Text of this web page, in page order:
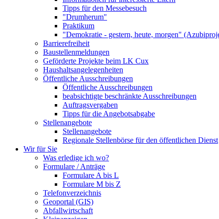
Tipps für den Messebesuch
"Drumherum"
Praktikum
"Demokratie - gestern, heute, morgen"
Barrierefreiheit
Baustellenmeldungen
Geförderte Projekte beim LK Cux
Haushaltsangelegenheiten
Öffentliche Ausschreibungen
Öffentliche Ausschreibungen
beabsichtigte beschränkte Ausschreibungen
Auftragsvergaben
Tipps für die Angebotsabgabe
Stellenangebote
Stellenangebote
Regionale Stellenbörse für den öffentlichen Dienst
Wir für Sie
Was erledige ich wo?
Formulare / Anträge
Formulare A bis L
Formulare M bis Z
Telefonverzeichnis
Geoportal (GIS)
Abfallwirtschaft